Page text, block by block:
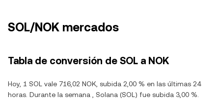
SOL/NOK mercados
Tabla de conversión de SOL a NOK
Hoy, 1 SOL vale 716,02 NOK, subida 2,00 % en las últimas 24
horas. Durante la semana , Solana (SOL) fue subida 3,00 %.